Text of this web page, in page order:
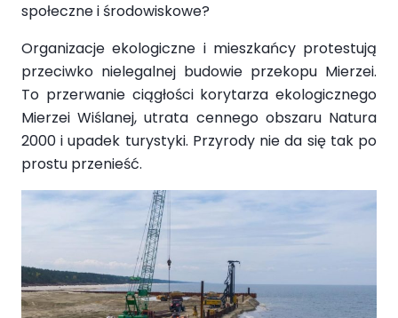
społeczne i środowiskowe?
Organizacje ekologiczne i mieszkańcy protestują
przeciwko nielegalnej budowie przekopu Mierzei.
To przerwanie ciągłości korytarza ekologicznego
Mierzei Wiślanej, utrata cennego obszaru Natura
2000 i upadek turystyki. Przyrody nie da się tak po
prostu przenieść.